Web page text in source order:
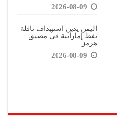
2026-08-09
اليمن يدين استهداف ناقلة
نفط إماراتية في مضيق
هرمز
2026-08-09